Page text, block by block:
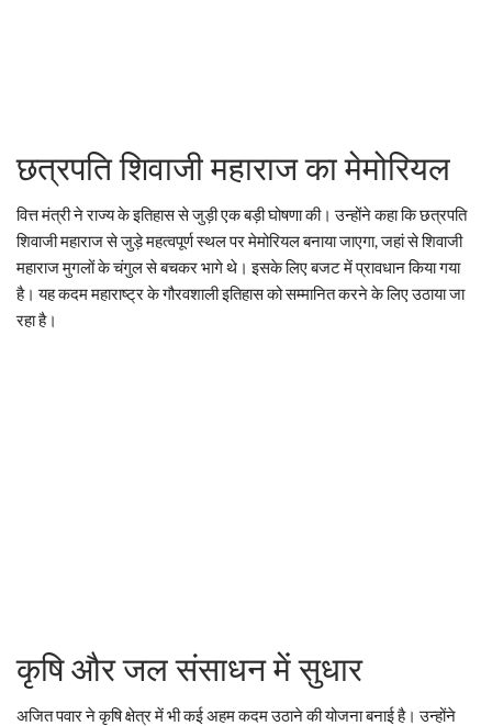
छत्रपति शिवाजी महाराज का मेमोरियल
वित्त मंत्री ने राज्य के इतिहास से जुड़ी एक बड़ी घोषणा की। उन्होंने कहा कि छत्रपति
शिवाजी महाराज से जुड़े महत्वपूर्ण स्थल पर मेमोरियल बनाया जाएगा, जहां से शिवाजी
महाराज मुगलों के चंगुल से बचकर भागे थे। इसके लिए बजट में प्रावधान किया गया
है। यह कदम महाराष्ट्र के गौरवशाली इतिहास को सम्मानित करने के लिए उठाया जा
रहा है।
कृषि और जल संसाधन में सुधार
अजित पवार ने कृषि क्षेत्र में भी कई अहम कदम उठाने की योजना बनाई है। उन्होंने